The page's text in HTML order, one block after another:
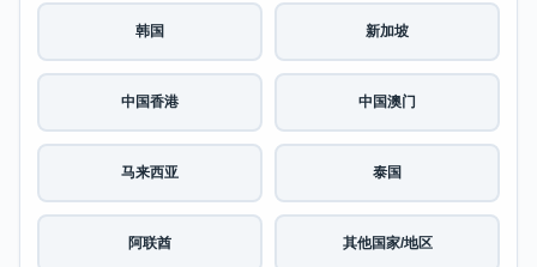
韩国 新加坡
中国香港 中国澳门
马来西亚 泰国
阿联酋 其他国家/地区